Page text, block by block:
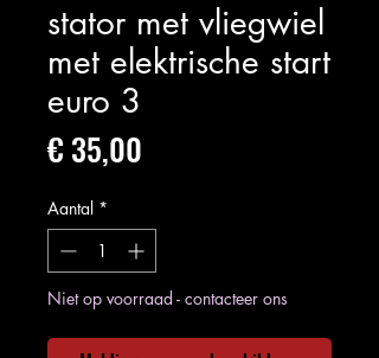
stator met vliegwiel
met elektrische start
euro 3
€ 35,00
Aantal *
Niet op voorraad - contacteer ons